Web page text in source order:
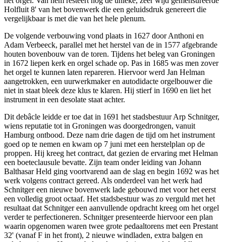
Holfluit 8' van het bovenwerk die een geluidsdruk genereert die
vergelijkbaar is met die van het hele plenum.
De volgende verbouwing vond plaats in 1627 door Anthoni en
Adam Verbeeck, parallel met het herstel van de in 1577 afgebrande
houten bovenbouw van de toren. Tijdens het beleg van Groningen
in 1672 liepen kerk en orgel schade op. Pas in 1685 was men zover
het orgel te kunnen laten repareren. Hiervoor werd Jan Helman
aangetrokken, een uurwerkmaker en autodidacte orgelbouwer die
niet in staat bleek deze klus te klaren. Hij stierf in 1690 en liet het
instrument in een desolate staat achter.
Dit debâcle leidde er toe dat in 1691 het stadsbestuur Arp Schnitger,
wiens reputatie tot in Groningen was doorgedrongen, vanuit
Hamburg ontbood. Deze nam drie dagen de tijd om het instrument
goed op te nemen en kwam op 7 juni met een herstelplan op de
proppen. Hij kreeg het contract, dat gezien de ervaring met Helman
een boeteclausule bevatte. Zijn team onder leiding van Johann
Balthasar Held ging voortvarend aan de slag en begin 1692 was het
werk volgens contract gereed. Als onderdeel van het werk had
Schnitger een nieuwe bovenwerk lade gebouwd met voor het eerst
een volledig groot octaaf. Het stadsbestuur was zo verguld met het
resultaat dat Schnitger een aanvullende opdracht kreeg om het orgel
verder te perfectioneren. Schnitger presenteerde hiervoor een plan
waarin opgenomen waren twee grote pedaaltorens met een Prestant
32' (vanaf F in het front), 2 nieuwe windladen, extra balgen en